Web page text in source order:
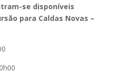
se disponíveis
para Caldas Novas –